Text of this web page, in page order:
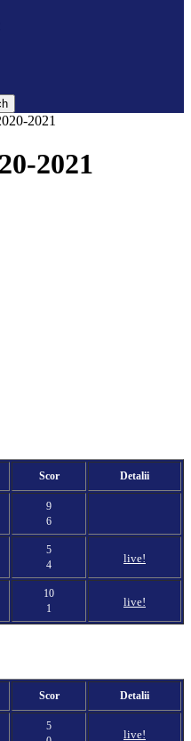
2021
2021
Scor Detalii
9
6
5
4
live!
10
1
live!
Scor Detalii
5
live!